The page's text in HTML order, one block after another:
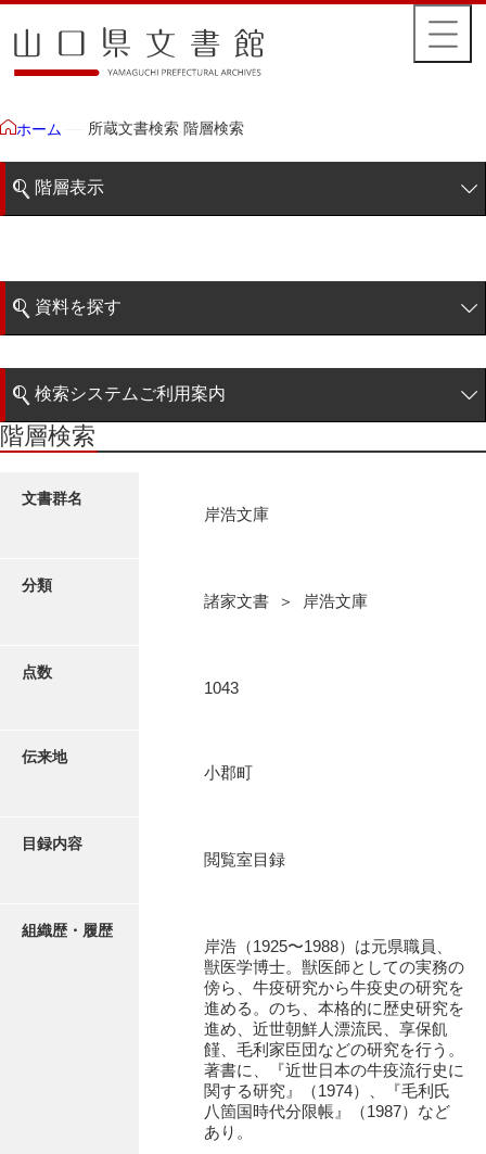
ホーム 所蔵文書検索 階層検索
階層表示
藩政文書
特定歴史公文書
諸家文書
荒瀬家文書（防府市）
阿武家文書（山口市）
阿武家文書（美祢市）
阿武家文書(美祢市２)
阿武孝太郎文書
資料を探す
階層検索
近代刊行写真帳類
検索システムご利用案内
検索システムの利用について
更新履歴
階層検索
文書群名
岸浩文庫
分類
諸家文書 ＞ 岸浩文庫
点数
1043
伝来地
小郡町
目録内容
閲覧室目録
組織歴・履歴
岸浩（1925〜1988）は元県職員、
獣医学博士。獣医師としての実務の
傍ら、牛疫研究から牛疫史の研究を
進める。のち、本格的に歴史研究を
進め、近世朝鮮人漂流民、享保飢
饉、毛利家臣団などの研究を行う。
著書に、『近世日本の牛疫流行史に
関する研究』（1974）、『毛利氏
八箇国時代分限帳』（1987）など
あり。